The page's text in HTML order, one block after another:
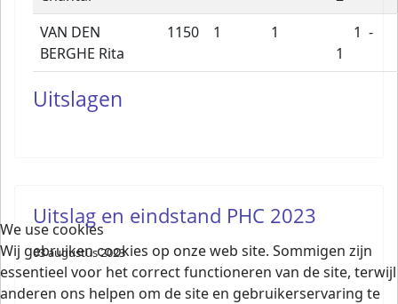
VAN DEN
BERGHE Rita
1150 1 1
1 -
1
Uitslagen
Uitslag en eindstand PHC 2023
03 augustus 2023
We use cookies
Wij gebruiken cookies op onze web site. Sommigen zijn
essentieel voor het correct functioneren van de site, terwijl
anderen ons helpen om de site en gebruikerservaring te